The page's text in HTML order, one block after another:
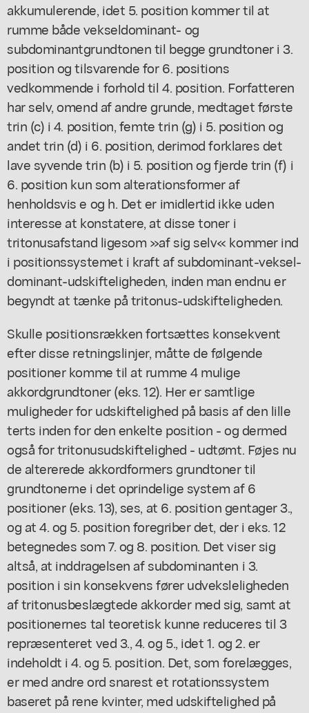
akkumulerende, idet 5. position kommer til at
rumme både vekseldominant- og
subdominantgrundtonen til begge grundtoner i 3.
position og tilsvarende for 6. positions
vedkommende i forhold til 4. position. Forfatteren
har selv, omend af andre grunde, medtaget første
trin (c) i 4. position, femte trin (g) i 5. position og
andet trin (d) i 6. position, derimod forklares det
lave syvende trin (b) i 5. position og fjerde trin (f) i
6. position kun som alterationsformer af
henholdsvis e og h. Det er imidlertid ikke uden
interesse at konstatere, at disse toner i
tritonusafstand ligesom »af sig selv« kommer ind
i positionssystemet i kraft af subdominant-veksel-
dominant-udskifteligheden, inden man endnu er
begyndt at tænke på tritonus-udskifteligheden.
Skulle positionsrækken fortsættes konsekvent
efter disse retningslinjer, måtte de følgende
positioner komme til at rumme 4 mulige
akkordgrundtoner (eks. 12). Her er samtlige
muligheder for udskiftelighed på basis af den lille
terts inden for den enkelte position - og dermed
også for tritonusudskiftelighed - udtømt. Føjes nu
de altererede akkordformers grundtoner til
grundtonerne i det oprindelige system af 6
positioner (eks. 13), ses, at 6. position gentager 3.,
og at 4. og 5. position foregriber det, der i eks. 12
betegnedes som 7. og 8. position. Det viser sig
altså, at inddragelsen af subdominanten i 3.
position i sin konsekvens fører udveksleligheden
af tritonusbeslægtede akkorder med sig, samt at
positionernes tal teoretisk kunne reduceres til 3
repræsenteret ved 3., 4. og 5., idet 1. og 2. er
indeholdt i 4. og 5. position. Det, som forelægges,
er med andre ord snarest et rotationssystem
baseret på rene kvinter, med udskiftelighed på